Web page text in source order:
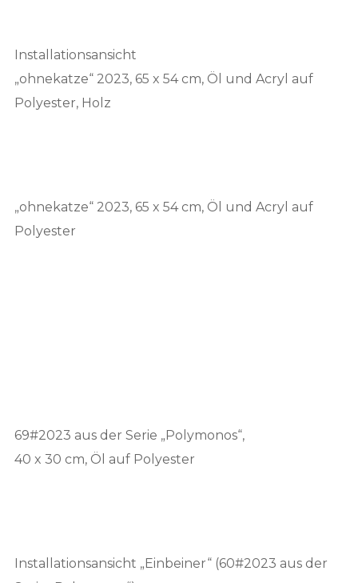
Installationsansicht
„ohnekatze“ 2023, 65 x 54 cm, Öl und Acryl auf
Polyester, Holz
„ohnekatze“ 2023, 65 x 54 cm, Öl und Acryl auf
Polyester
69#2023 aus der Serie „Polymonos“,
40 x 30 cm, Öl auf Polyester
Installationsansicht „Einbeiner“ (60#2023 aus der